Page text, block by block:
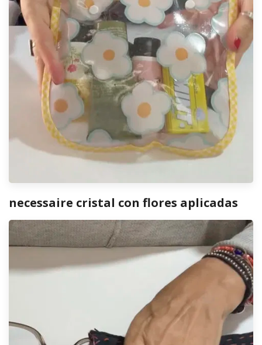
necessaire cristal con flores aplicadas